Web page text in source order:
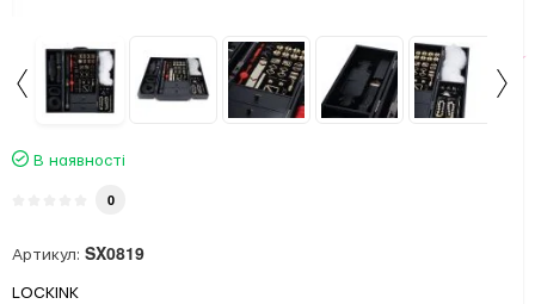
В наявності
0
Артикул: SX0819
LOCKINK